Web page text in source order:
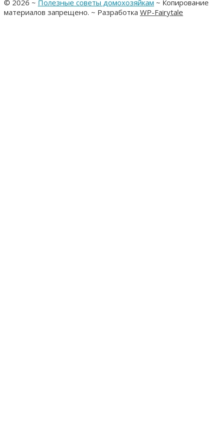
© 2026 ~ Полезные советы домохозяйкам ~ Копирование
материалов запрещено. ~ Разработка WP-Fairytale